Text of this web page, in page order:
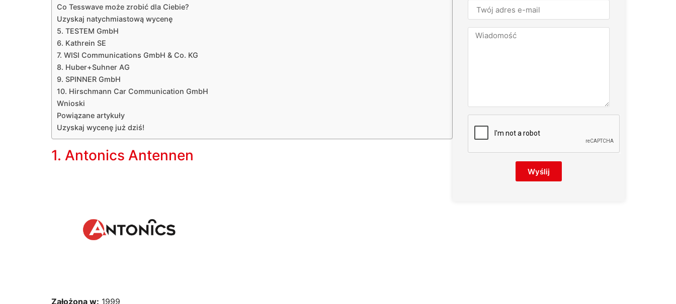
Co Tesswave może zrobić dla Ciebie?
Uzyskaj natychmiastową wycenę
5. TESTEM GmbH
6. Kathrein SE
7. WISI Communications GmbH & Co. KG
8. Huber+Suhner AG
9. SPINNER GmbH
10. Hirschmann Car Communication GmbH
Wnioski
Powiązane artykuły
Uzyskaj wycenę już dziś!
1. Antonics Antennen
Założona w: 1999
Wyślij